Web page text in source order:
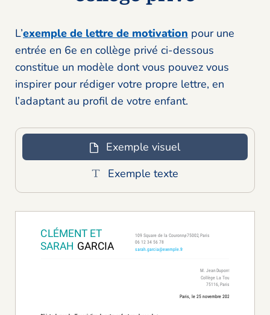
L’exemple de lettre de motivation pour une
entrée en 6e en collège privé ci-dessous
constitue un modèle dont vous pouvez vous
inspirer pour rédiger votre propre lettre, en
l’adaptant au profil de votre enfant.
Exemple visuel
Exemple texte